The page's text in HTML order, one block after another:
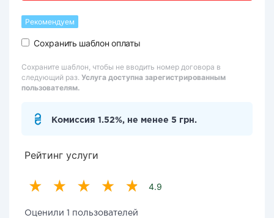
Рекомендуем
Сохранить шаблон оплаты
Сохраните шаблон, чтобы не вводить номер договора в
следующий раз. Услуга доступна зарегистрированным
пользователям.
Комиссия 1.52%, не менее 5 грн.
Рейтинг услуги
4.9
Оценили 1 пользователей